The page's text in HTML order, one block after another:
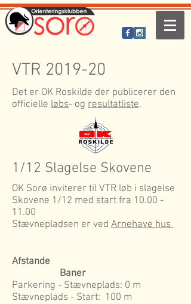
VTR 2019-20
Det er OK Roskilde der publicerer den
officielle løbs- og resultatliste.
1/12 Slagelse Skovene
OK Sorø inviterer til VTR løb i slagelse
Skovene 1/12 med start fra 10.00 -
11.00
Stævnepladsen er ved Arnehave hus
Afstande
Baner
Parkering - Stævneplads: 0 m
Stævneplads - Start: 100 m